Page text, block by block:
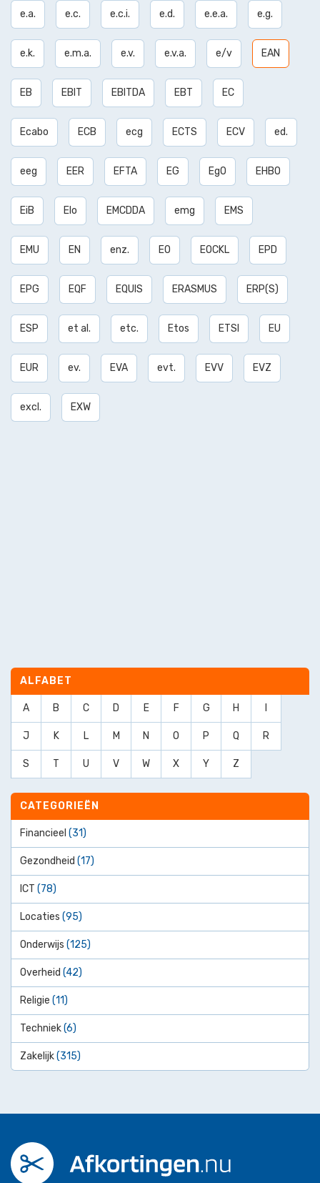
e.a. e.c. e.c.i. e.d. e.e.a. e.g.
e.k. e.m.a. e.v. e.v.a. e/v EAN
EB EBIT EBITDA EBT EC
Ecabo ECB ecg ECTS ECV ed.
eeg EER EFTA EG EgO EHBO
EiB Elo EMCDDA emg EMS
EMU EN enz. EO EOCKL EPD
EPG EQF EQUIS ERASMUS ERP(S)
ESP et al. etc. Etos ETSI EU
EUR ev. EVA evt. EVV EVZ
excl. EXW
ALFABET
A B C D E F G H
J K L M N O P Q R
S T U V W X Y Z
CATEGORIEËN
Financieel (31)
Gezondheid (17)
ICT (78)
Locaties (95)
Onderwijs (125)
Overheid (42)
Religie (11)
Techniek(6)
Zakelijk(315)